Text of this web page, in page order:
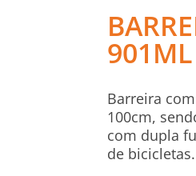
901ML
Barreira
100cm,
com dupla
de